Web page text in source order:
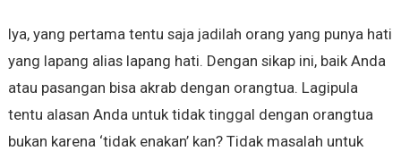
Iya, yang pertama tentu saja jadilah orang yang punya hati
yang lapang alias lapang hati. Dengan sikap ini, baik Anda
atau pasangan bisa akrab dengan orangtua. Lagipula
tentu alasan Anda untuk tidak tinggal dengan orangtua
bukan karena ‘tidak enakan’ kan? Tidak masalah untuk